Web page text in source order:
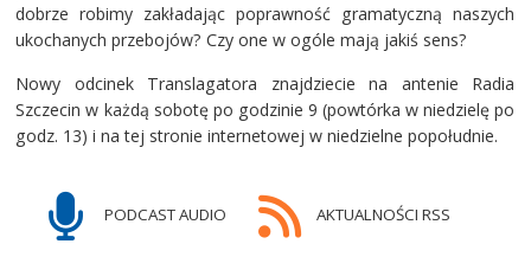
dobrze robimy zakładając poprawność gramatyczną naszych
ukochanych przebojów? Czy one w ogóle mają jakiś sens?
Nowy odcinek Translagatora znajdziecie na antenie Radia
Szczecin w każdą sobotę po godzinie 9 (powtórka w niedzielę po
godz. 13) i na tej stronie internetowej w niedzielne popołudnie.
PODCAST AUDIO AKTUALNOŚCI RSS